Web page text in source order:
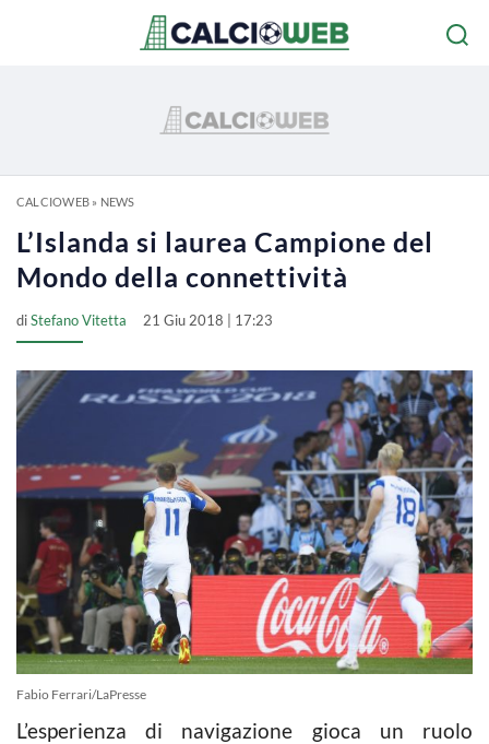
CALCIOWEB» NEWS
L’Islanda si laurea Campione del
Mondo della connettività
diStefano Vitetta 21 Giu 2018 | 17:23
Fabio Ferrari/LaPresse
L’esperienza di navigazione gioca un ruolo